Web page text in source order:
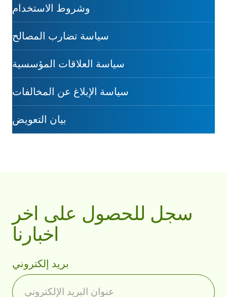
وشروط الاستخدام
سياسة تضارب المصالح
سياسة العلاقات المؤسسية
سياسة الإبلاغ عن المخالفات
بيان التعويض
سجل للحصول على اخر
اخبارنا
بريد إلكتروني